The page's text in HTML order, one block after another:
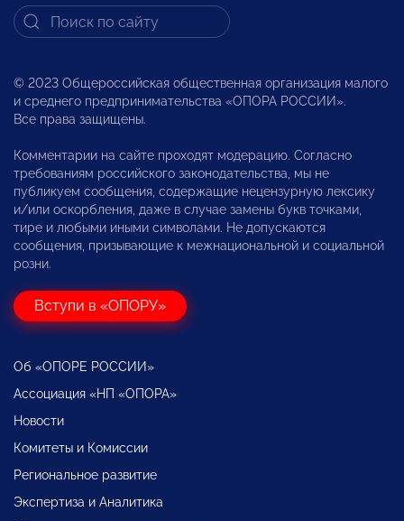
© 2023 Общероссийская общественная организация малого
и среднего предпринимательства «ОПОРА РОССИИ».
Все права защищены.
Комментарии на сайте проходят модерацию. Согласно
требованиям российского законодательства, мы не
публикуем сообщения, содержащие нецензурную лексику
и/или оскорбления, даже в случае замены букв точками,
тире и любыми иными символами. Не допускаются
сообщения, призывающие к межнациональной и социальной
розни.
Вступи в «ОПОРУ»
Об «ОПОРЕ РОССИИ»
Ассоциация «НП «ОПОРА»
Новости
Комитеты и Комиссии
Региональное развитие
Экспертиза и Аналитика